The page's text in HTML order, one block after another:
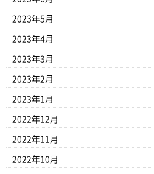
2023年5月
2023年4月
2023年3月
2023年2月
2023年1月
2022年12月
2022年11月
2022年10月